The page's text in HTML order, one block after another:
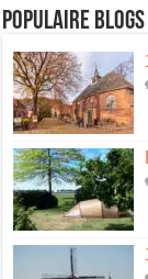
Populaire blogs